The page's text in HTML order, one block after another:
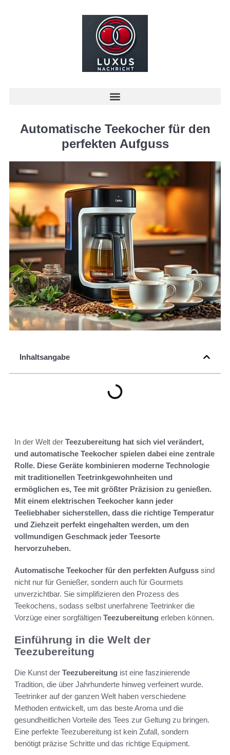
Automatische Teekocher für den
perfekten Aufguss
Inhaltsangabe
In der Welt der Teezubereitung hat sich viel verändert,
und automatische Teekocher spielen dabei eine zentrale
Rolle. Diese Geräte kombinieren moderne Technologie
mit traditionellen Teetrinkgewohnheiten und
ermöglichen es, Tee mit größter Präzision zu genießen.
Mit einem elektrischen Teekocher kann jeder
Teeliebhaber sicherstellen, dass die richtige Temperatur
und Ziehzeit perfekt eingehalten werden, um den
vollmundigen Geschmack jeder Teesorte
hervorzuheben.
Automatische Teekocher für den perfekten Aufguss sind
nicht nur für Genießer, sondern auch für Gourmets
unverzichtbar. Sie simplifizieren den Prozess des
Teekochens, sodass selbst unerfahrene Teetrinker die
Vorzüge einer sorgfältigen Teezubereitung erleben können.
Einführung in die Welt der
Teezubereitung
Die Kunst der Teezubereitung ist eine faszinierende
Tradition, die über Jahrhunderte hinweg verfeinert wurde.
Teetrinker auf der ganzen Welt haben verschiedene
Methoden entwickelt, um das beste Aroma und die
gesundheitlichen Vorteile des Tees zur Geltung zu bringen.
Eine perfekte Teezubereitung ist kein Zufall, sondern
benötigt präzise Schritte und das richtige Equipment.